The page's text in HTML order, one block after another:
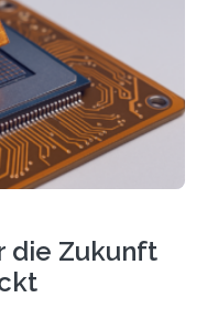
Josh Caldwell,
des
für
University,
Haber-Institut
das…
die Zukunft